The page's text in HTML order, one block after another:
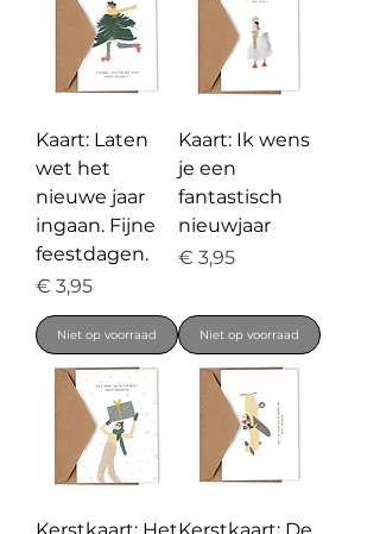
Kaart: Laten
wet het
nieuwe jaar
ingaan. Fijne
feestdagen.
Prijs
€ 3,95
Niet op voorraad
Kaart: Ik wens
je een
fantastisch
nieuwjaar
Prijs
€ 3,95
Niet op voorraad